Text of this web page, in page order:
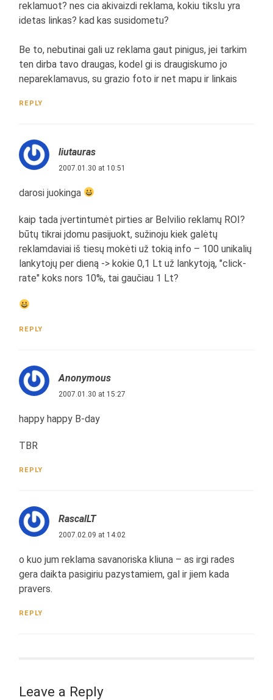
reklamuot? nes cia akivaizdi reklama, kokiu tikslu yra
idetas linkas? kad kas susidometu?
Be to, nebutinai gali uz reklama gaut pinigus, jei tarkim
ten dirba tavo draugas, kodel gi is draugiskumo jo
nepareklamavus, su grazio foto ir net mapu ir linkais
REPLY
liutauras
2007.01.30 at 10:51
darosi juokinga
kaip tada įvertintumėt pirties ar Belvilio reklamų ROI?
būtų tikrai įdomu pasijuokt, sužinoju kiek galėtų
reklamdaviai iš tiesų mokėti už tokią info – 100 unikalių
lankytojų per dieną -> kokie 0,1 Lt už lankytoją, "click-
rate" koks nors 10%, tai gaučiau 1 Lt?
REPLY
Anonymous
2007.01.30 at 15:27
happy happy B-day
TBR
REPLY
RascalLT
2007.02.09 at 14:02
o kuo jum reklama savanoriska kliuna – as irgi rades
gera daikta pasigiriu pazystamiem, gal ir jiem kada
pravers.
REPLY
Leave a Reply